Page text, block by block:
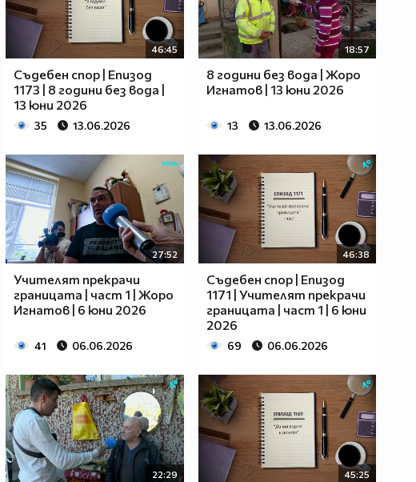
46:45
Съдебен спор | Епизод
1173 | 8 години без вода |
13 юни 2026
35 13.06.2026
18:57
8 години без вода | Жоро
Игнатов | 13 юни 2026
13 13.06.2026
27:52
Учителят прекрачи
границата | част 1 | Жоро
Игнатов | 6 юни 2026
41 06.06.2026
46:38
Съдебен спор | Епизод
1171 | Учителят прекрачи
границата | част 1 | 6 юни
2026
69 06.06.2026
22:29 45:25